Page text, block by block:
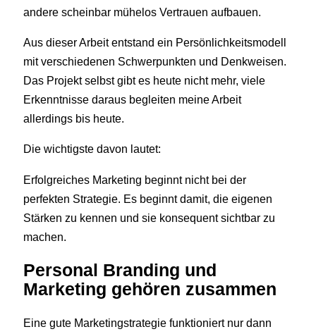
andere scheinbar mühelos Vertrauen aufbauen.
Aus dieser Arbeit entstand ein Persönlichkeitsmodell
mit verschiedenen Schwerpunkten und Denkweisen.
Das Projekt selbst gibt es heute nicht mehr, viele
Erkenntnisse daraus begleiten meine Arbeit
allerdings bis heute.
Die wichtigste davon lautet:
Erfolgreiches Marketing beginnt nicht bei der
perfekten Strategie. Es beginnt damit, die eigenen
Stärken zu kennen und sie konsequent sichtbar zu
machen.
Personal Branding und
Marketing gehören zusammen
Eine gute Marketingstrategie funktioniert nur dann